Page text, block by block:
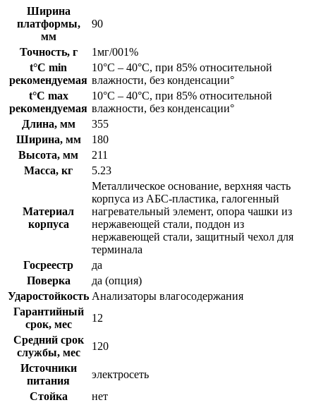
Ширина
платформы,
мм
90
Точность, г
1мг/001%
t°C min
рекомендуемая
10°C – 40°C, при 85% относительной
влажности, без конденсации°
t°C max
рекомендуемая
10°C – 40°C, при 85% относительной
влажности, без конденсации°
Длина, мм
355
Ширина, мм
180
Высота, мм
211
Масса, кг
5.23
Материал
корпуса
Металлическое основание, верхняя часть
корпуса из АБС-пластика, галогенный
нагревательный элемент, опора чашки из
нержавеющей стали, поддон из
нержавеющей стали, защитный чехол для
терминала
Госреестр
да
Поверка
да (опция)
Ударостойкость Анализаторы влагосодержания
Гарантийный
срок, мес
12
Средний срок
службы, мес
120
Источники
питания
электросеть
Стойка
нет